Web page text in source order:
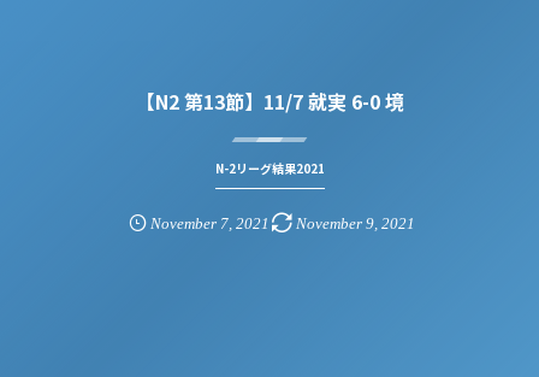
【N2 第13節】11/7 就実 6-0 境
N-2リーグ結果2021
November 7, 2021 November 9, 2021